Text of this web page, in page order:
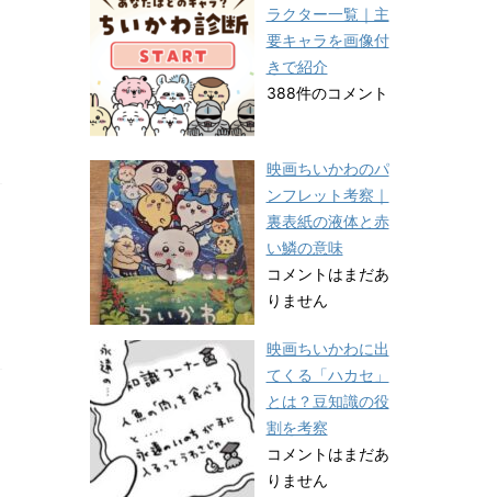
ラクター一覧｜主
要キャラを画像付
きで紹介
388件のコメント
映画ちいかわのパ
ンフレット考察｜
裏表紙の液体と赤
い鱗の意味
コメントはまだあ
りません
映画ちいかわに出
てくる「ハカセ」
とは？豆知識の役
割を考察
コメントはまだあ
りません